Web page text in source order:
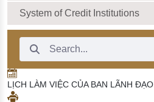
System of Credit Institutions
Search Bar
LỊCH LÀM VIỆC CỦA BAN LÃNH ĐẠO